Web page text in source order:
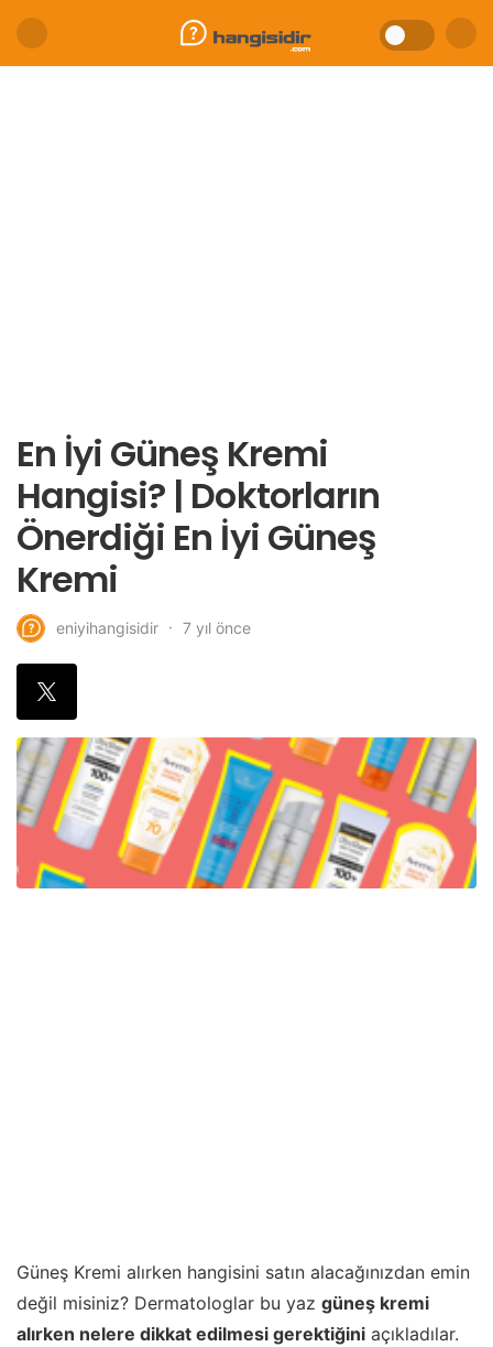
En İyi Güneş Kremi
Hangisi? | Doktorların
Önerdiği En İyi Güneş
Kremi
eniyihangisidir 7 yıl önce
Güneş Kremi alırken hangisini satın alacağınızdan emin
değil misiniz? Dermatologlar bu yaz güneş kremi
alırken nelere dikkat edilmesi gerektiğini açıkladılar.